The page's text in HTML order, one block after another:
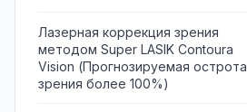
Лазерная коррекция зрения
методом Super LASIK Contoura
Vision (Прогнозируемая острота
зрения более 100%)